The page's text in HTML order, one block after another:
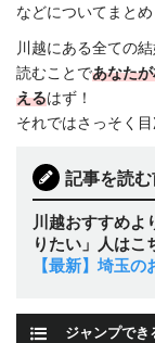
などについてまとめ
川越にある全ての
読むことであなた
えるはず！
それではさっそく
記事を読む
川越おすすめよ
りたい」人はこ
【最新】埼玉の
ジャンプでき